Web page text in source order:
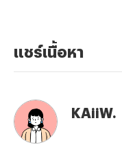
แชร์เนื้อหา
KAiiW.